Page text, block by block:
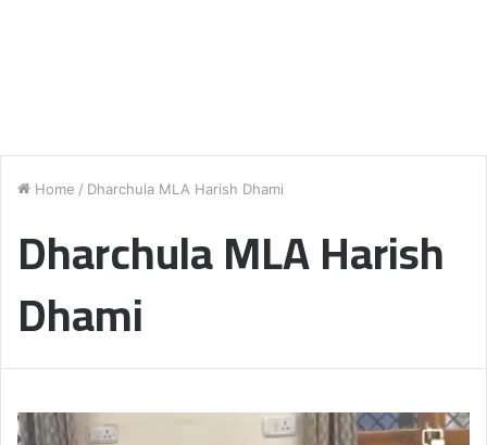
Home / Dharchula MLA Harish Dhami
Dharchula MLA Harish
Dhami